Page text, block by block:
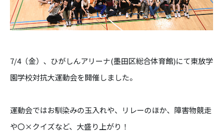
7/4（金）、ひがしんアリーナ(墨田区総合体育館)にて東放学
園学校対抗大運動会を開催しました。
運動会ではお馴染みの玉入れや、リレーのほか、障害物競走
や〇×クイズなど、大盛り上がり！